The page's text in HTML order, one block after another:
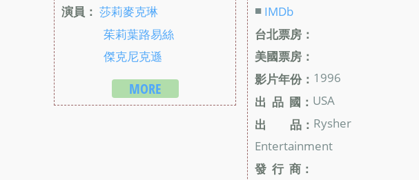
演員： 莎莉麥克琳
茱莉葉路易絲
傑克尼克遜
MORE
■ IMDb
台北票房：
美國票房：
影片年份： 1996
出 品 國： USA
出 品： Rysher
Entertainment
發 行 商：